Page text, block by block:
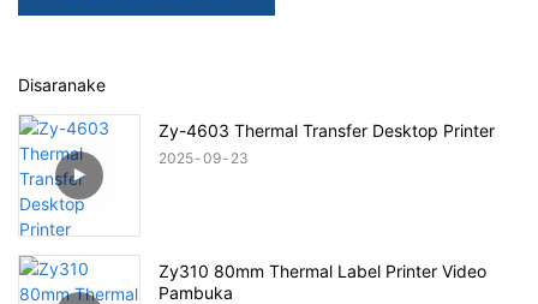
Disaranake
Zy-4603 Thermal Transfer Desktop Printer
2025 09 23
Zy310 80mm Thermal Label Printer Video
Pambuka